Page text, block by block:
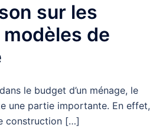
sur les
de
le budget d’un ménage, le
une partie importante. En effet,
construction […]